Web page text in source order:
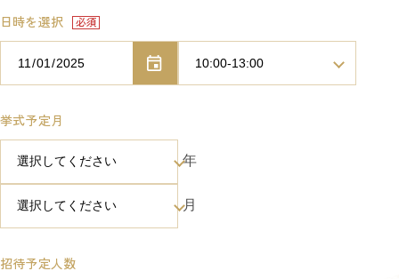
日時を選択
挙式予定月
年
月
招待予定人数